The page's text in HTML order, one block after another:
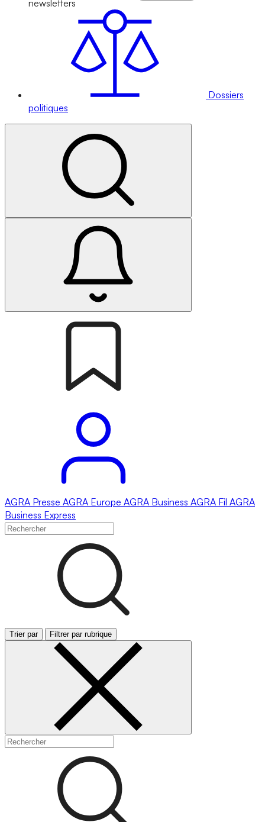
newsletters
Dossiers
politiques
AGRA Presse AGRA Europe AGRA Business AGRA Fil AGRA
Business Express
Trier par Filtrer par rubrique